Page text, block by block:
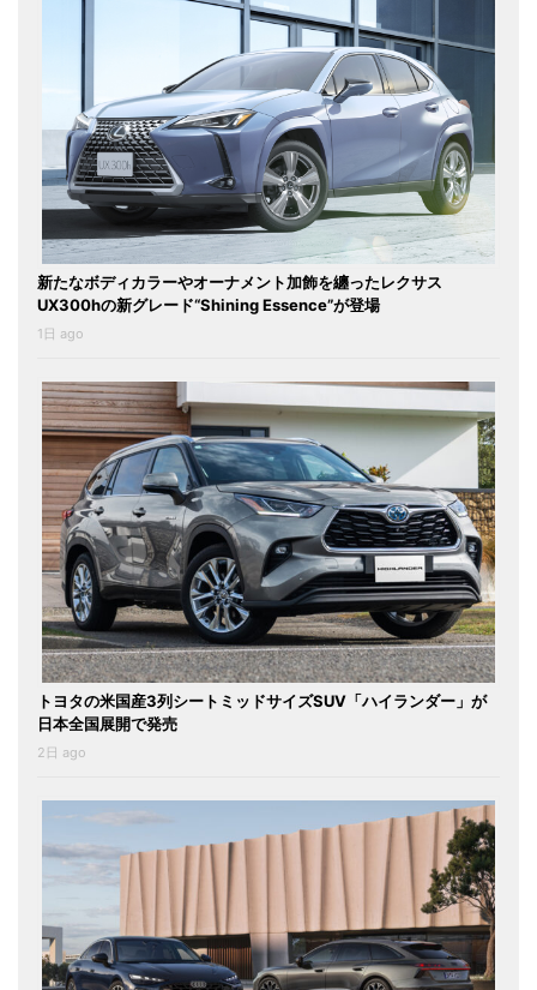
新たなボディカラーやオーナメント加飾を纏ったレクサス
UX300hの新グレード“Shining Essence”が登場
1日 ago
トヨタの米国産3列シートミッドサイズSUV「ハイランダー」が
日本全国展開で発売
2日 ago